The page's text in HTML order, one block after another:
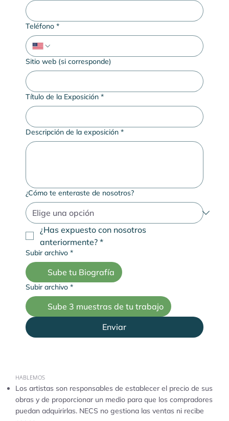
Teléfono *
Sitio web (si corresponde)
Título de la Exposición *
Descripción de la exposición *
¿Cómo te enteraste de nosotros?
¿Has expuesto con nosotros
anteriormente? *
Subir archivo *
Sube tu Biografía
Subir archivo *
Sube 3 muestras de tu trabajo
Enviar
HABLEMOS
Los artistas son responsables de establecer el precio de sus
obras y de proporcionar un medio para que los compradores
puedan adquirirlas. NECS no gestiona las ventas ni recibe